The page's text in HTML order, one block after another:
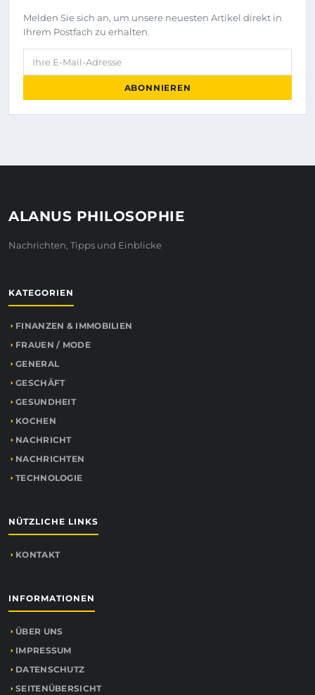
Melden Sie sich an, um unsere neuesten Artikel direkt in
Ihrem Postfach zu erhalten.
Ihre E-Mail-Adresse
ABONNIEREN
ALANUS PHILOSOPHIE
Nachrichten, Tipps und Einblicke
KATEGORIEN
FINANZEN & IMMOBILIEN
FRAUEN / MODE
GENERAL
GESCHÄFT
GESUNDHEIT
KOCHEN
NACHRICHT
NACHRICHTEN
TECHNOLOGIE
NÜTZLICHE LINKS
KONTAKT
INFORMATIONEN
ÜBER UNS
IMPRESSUM
DATENSCHUTZ
SEITENÜBERSICHT